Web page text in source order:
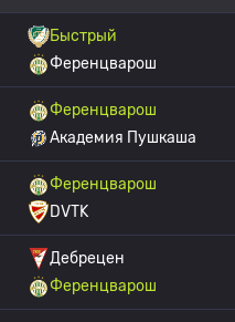
Быстрый
Ференцварош
Ференцварош
Академия Пушкаша
Ференцварош
DVTK
Дебрецен
Ференцварош